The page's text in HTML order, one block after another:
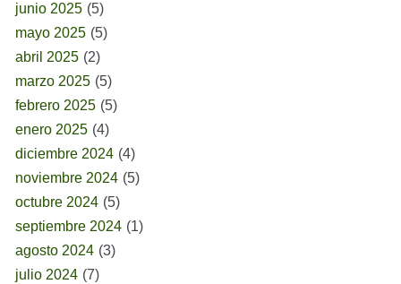
junio 2025 (5)
mayo 2025 (5)
abril 2025 (2)
marzo 2025 (5)
febrero 2025 (5)
enero 2025 (4)
diciembre 2024 (4)
noviembre 2024 (5)
octubre 2024 (5)
septiembre 2024 (1)
agosto 2024 (3)
julio 2024 (7)